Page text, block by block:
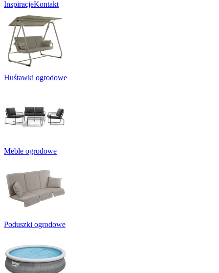
InspiracjeKontakt
Huśtawki ogrodowe
Meble ogrodowe
Poduszki ogrodowe